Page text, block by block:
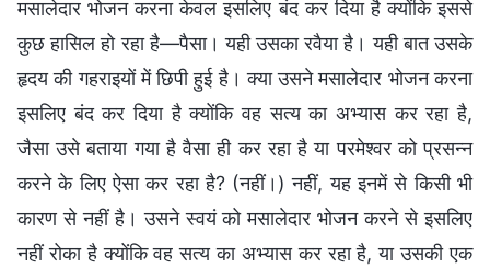
मसालेदार भोजन करना केवल इसलिए बंद कर दिया है क्योंकि इससे
कुछ हासिल हो रहा है—पैसा। यही उसका रवैया है। यही बात उसके
हृदय की गहराइयों में छिपी हुई है। क्या उसने मसालेदार भोजन करना
इसलिए बंद कर दिया है क्योंकि वह सत्य का अभ्यास कर रहा है,
जैसा उसे बताया गया है वैसा ही कर रहा है या परमेश्वर को प्रसन्न
करने के लिए ऐसा कर रहा है? (नहीं।) नहीं, यह इनमें से किसी भी
कारण से नहीं है। उसने स्वयं को मसालेदार भोजन करने से इसलिए
नहीं रोका है क्योंकि वह सत्य का अभ्यास कर रहा है, या उसकी एक